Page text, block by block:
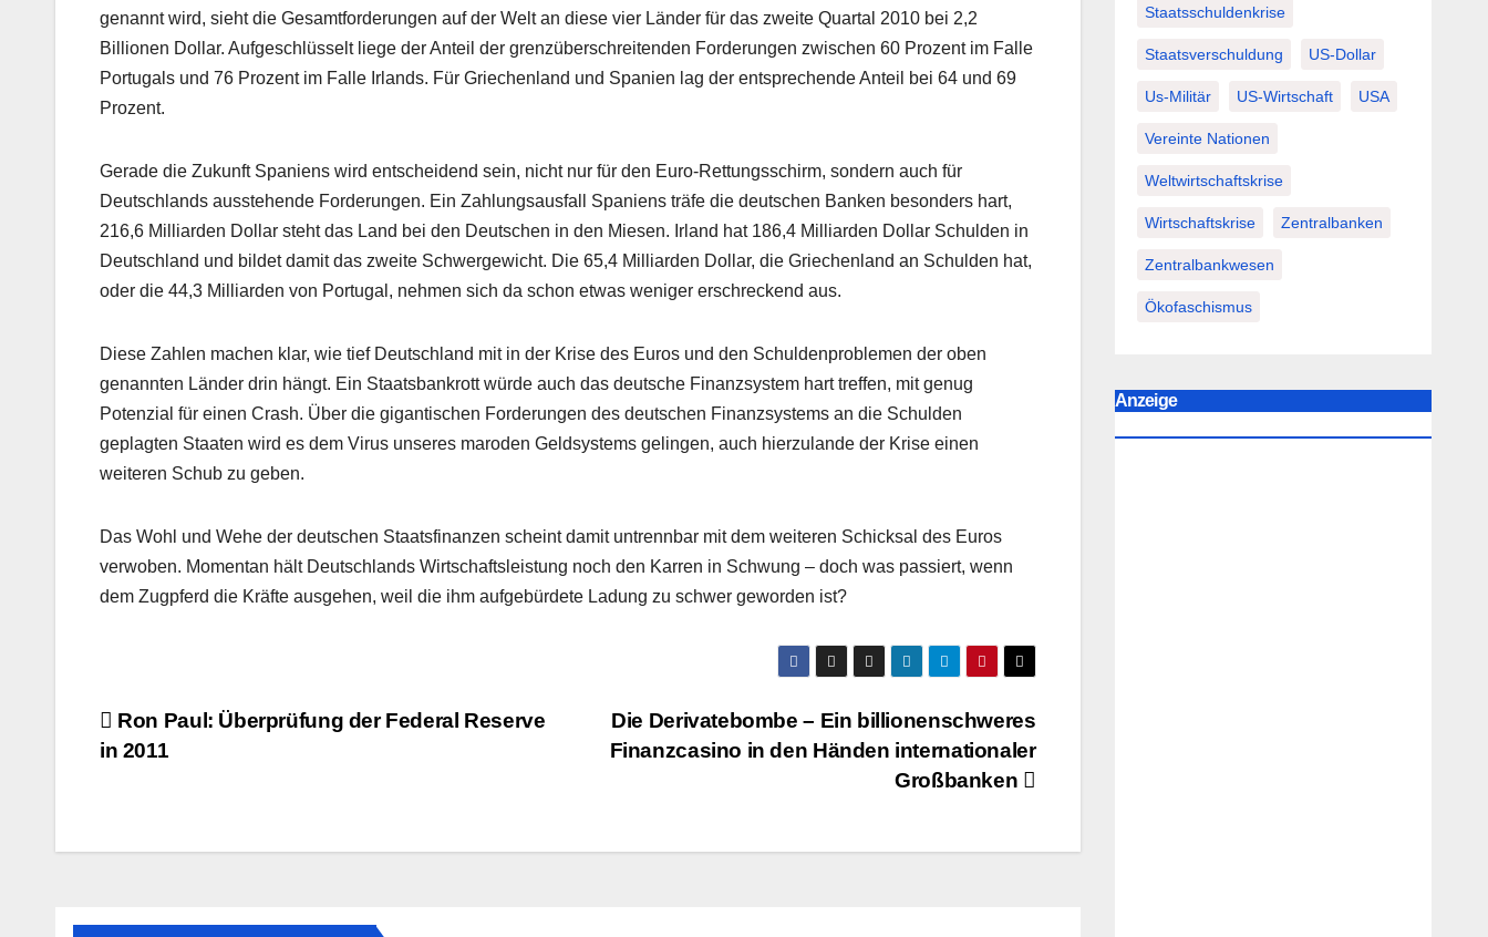
genannt wird, sieht die Gesamtforderungen auf der Welt an diese vier Länder für das zweite Quartal 2010 bei 2,2
Billionen Dollar. Aufgeschlüsselt liege der Anteil der grenzüberschreitenden Forderungen zwischen 60 Prozent im Falle
Portugals und 76 Prozent im Falle Irlands. Für Griechenland und Spanien lag der entsprechende Anteil bei 64 und 69
Prozent.
Gerade die Zukunft Spaniens wird entscheidend sein, nicht nur für den Euro-Rettungsschirm, sondern auch für
Deutschlands ausstehende Forderungen. Ein Zahlungsausfall Spaniens träfe die deutschen Banken besonders hart,
216,6 Milliarden Dollar steht das Land bei den Deutschen in den Miesen. Irland hat 186,4 Milliarden Dollar Schulden in
Deutschland und bildet damit das zweite Schwergewicht. Die 65,4 Milliarden Dollar, die Griechenland an Schulden hat,
oder die 44,3 Milliarden von Portugal, nehmen sich da schon etwas weniger erschreckend aus.
Diese Zahlen machen klar, wie tief Deutschland mit in der Krise des Euros und den Schuldenproblemen der oben
genannten Länder drin hängt. Ein Staatsbankrott würde auch das deutsche Finanzsystem hart treffen, mit genug
Potenzial für einen Crash. Über die gigantischen Forderungen des deutschen Finanzsystems an die Schulden
geplagten Staaten wird es dem Virus unseres maroden Geldsystems gelingen, auch hierzulande der Krise einen
weiteren Schub zu geben.
Das Wohl und Wehe der deutschen Staatsfinanzen scheint damit untrennbar mit dem weiteren Schicksal des Euros
verwoben. Momentan hält Deutschlands Wirtschaftsleistung noch den Karren in Schwung – doch was passiert, wenn
dem Zugpferd die Kräfte ausgehen, weil die ihm aufgebürdete Ladung zu schwer geworden ist?
Beitragsnavigation
Die Derivatebombe – Ein billionenschweres
Finanzcasino in den Händen internationaler
Großbanken
Ron Paul: Überprüfung der Federal Reserve
in 2011
Staatsschuldenkrise
Staatsverschuldung US-Dollar
Us-Militär US-Wirtschaft USA
Vereinte Nationen
Weltwirtschaftskrise
Wirtschaftskrise Zentralbanken
Zentralbankwesen
Ökofaschismus
Anzeige